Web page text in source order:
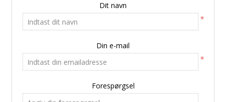
Dit navn
*
Din e-mail
*
Forespørgsel